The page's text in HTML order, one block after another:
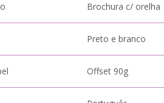
Brochura c/ orelha
Preto e branco
Offset 90g